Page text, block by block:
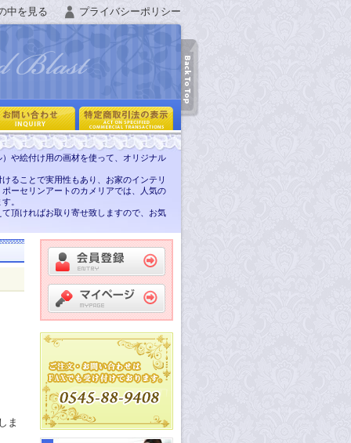
プライバシーポリシー
中を見る
や絵付け用の画材を使って、オリジナル
ることで実用性もあり、お家のインテリ
ーセリンアートのカメリアでは、人気の
。
頂ければお取り寄せ致しますので、お気
ま